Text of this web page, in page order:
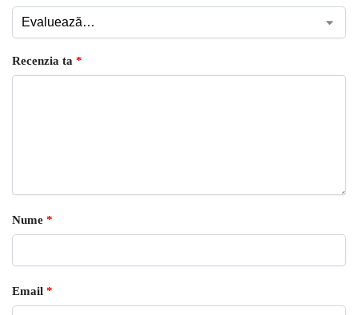
Recenzia ta *
Nume *
Email *